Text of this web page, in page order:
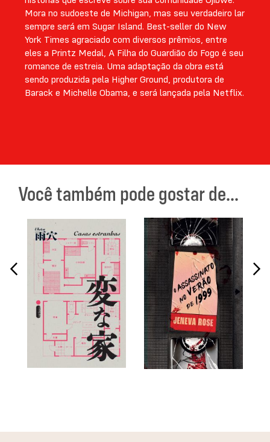
Mora no sudoeste de Michigan, mas seu verdadeiro lar
sempre será em Sugar Island. Best-seller do New
York Times agraciado com diversos prêmios, entre
eles a Printz Medal, A Filha do Guardião do Fogo é seu
romance de estreia. Uma adaptação da obra está
sendo produzida pela Higher Ground, produtora de
Barack e Michelle Obama, e será lançada pela Netflix.
Você também pode gostar de...